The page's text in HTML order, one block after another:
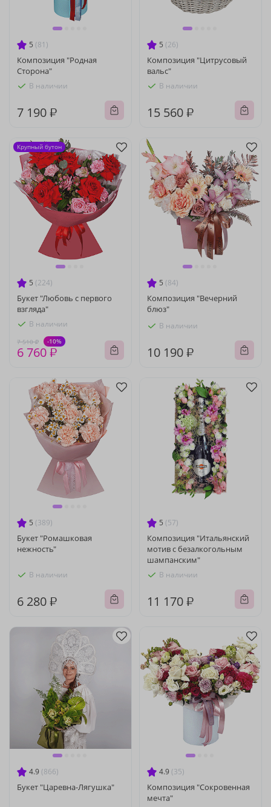
5 (81)
Композиция "Родная
Сторона"
В наличии
7 190 ₽
5 (26)
Композиция "Цитрусовый
вальс"
В наличии
15 560 ₽
5 (224)
Букет "Любовь с первого
взгляда"
В наличии
7 510 ₽ -10%
6 760 ₽
Крупный бутон
5 (84)
Композиция "Вечерний
блюз"
В наличии
10 190 ₽
5 (389)
Букет "Ромашковая
нежность"
В наличии
6 280 ₽
5 (57)
Композиция "Итальянский
мотив с безалкогольным
шампанским"
В наличии
11 170 ₽
4.9 (866)
Букет "Царевна-Лягушка"
4.9 (35)
Композиция "Сокровенная
мечта"